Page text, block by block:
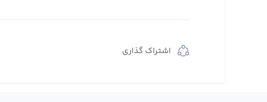
اشتراک گذاری